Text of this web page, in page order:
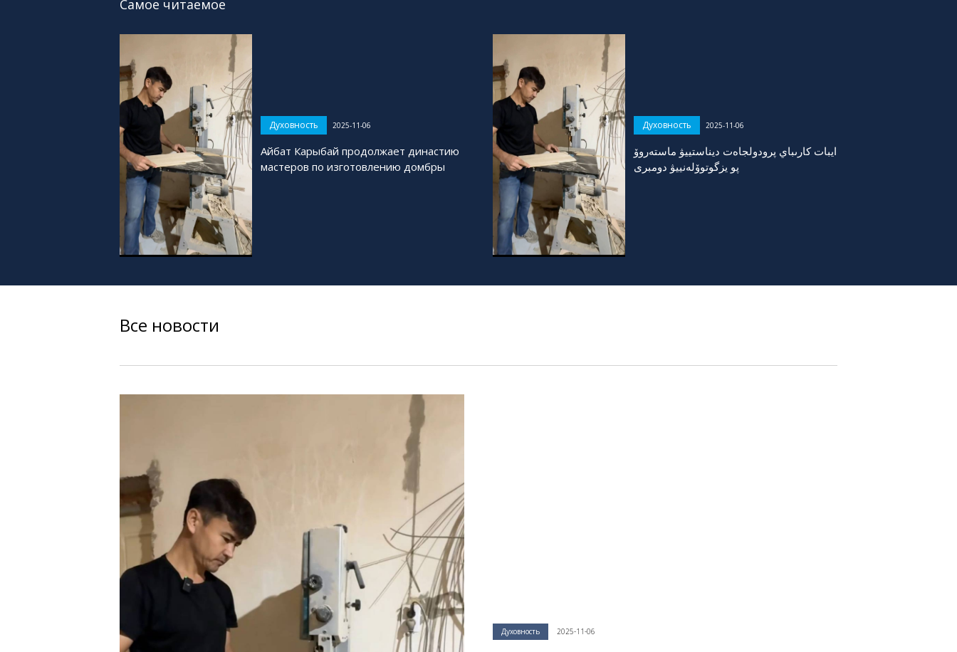
Самое читаемое
Духовность 2025-11-06
Айбат Карыбай продолжает династию
мастеров по изготовлению домбры
Духовность 2025-11-06
ايبات كارىباي پرودولجاەت ديناستييۋ ماستەروۆ
پو يزگوتوۆلەنييۋ دومبرى
Все новости
Духовность 2025-11-06